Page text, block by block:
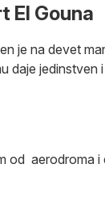
El Gouna
je na devet
daje jedinstven
od aerodroma i